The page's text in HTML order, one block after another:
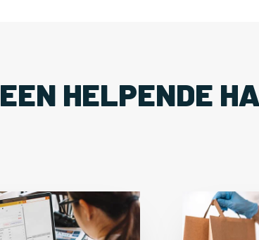
EEN HELPENDE